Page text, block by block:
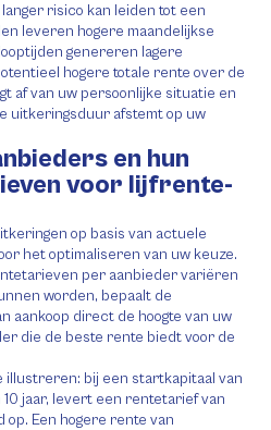
risico kan leiden tot een
leveren hogere maandelijkse
genereren lagere
hogere totale rente over de
af van uw persoonlijke situatie en
uitkeringsduur afstemt op uw
en hun
voor lijfrente-
op basis van actuele
het optimaliseren van uw keuze.
per aanbieder variëren
worden, bepaalt de
aankoop direct de hoogte van uw
die de beste rente biedt voor de
illustreren: bij een startkapitaal van
jaar, levert een rentetarief van
Een hogere rente van